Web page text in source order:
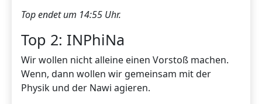
Top endet um 14:55 Uhr.
Top 2: INPhiNa
Wir wollen nicht alleine einen Vorstoß machen.
Wenn, dann wollen wir gemeinsam mit der
Physik und der Nawi agieren.